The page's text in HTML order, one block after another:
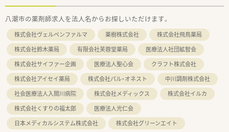
八潮市の薬剤師求人を法人名からお探しいただけます。
株式会社ヴェルペンファルマ 薬樹株式会社
株式会社飛鳥薬局
株式会社鈴木薬局
有限会社芙蓉堂薬局
医療法人社団絋智会
株式会社サイファー企画
医療法人聖心会
クラフト株式会社
株式会社アイセイ薬局
株式会社パル・オネスト
中川調剤株式会社
社会医療法人入間川病院
株式会社メディックス
株式会社イルカ
株式会社くすりの福太郎
医療法人光仁会
日本メディカルシステム株式会社
株式会社グリーンエイト